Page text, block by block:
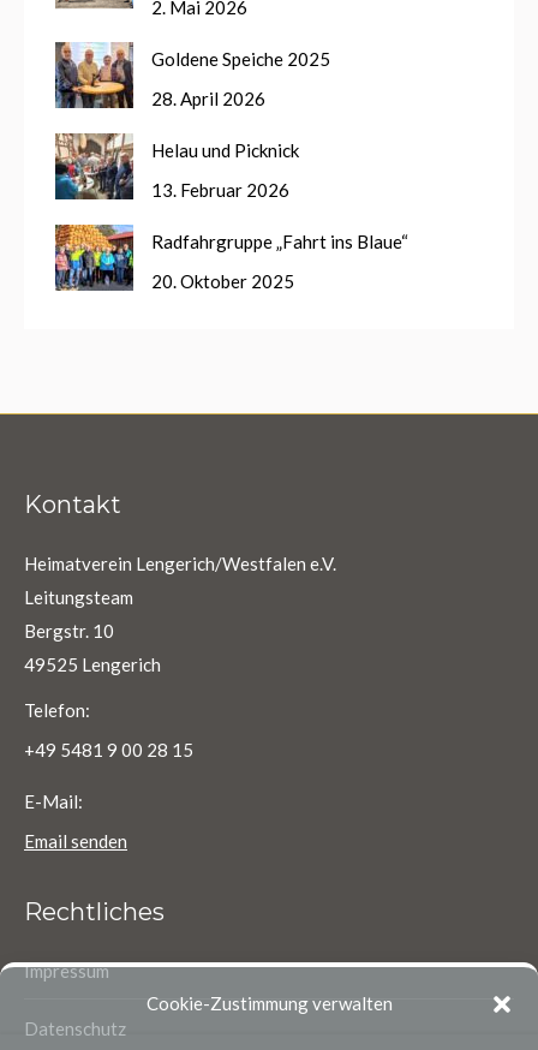
Cookie-Zustimmung verwalten
2. Mai 2026
Goldene Speiche 2025
28. April 2026
Helau und Picknick
13. Februar 2026
Radfahrgruppe „Fahrt ins Blaue“
20. Oktober 2025
Kontakt
Heimatverein Lengerich/Westfalen e.V.
Leitungsteam
Bergstr. 10
49525 Lengerich
Telefon:
+49 5481 9 00 28 15
E-Mail:
Email senden
Rechtliches
Impressum
Datenschutz